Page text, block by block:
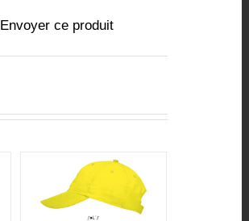
Envoyer ce produit